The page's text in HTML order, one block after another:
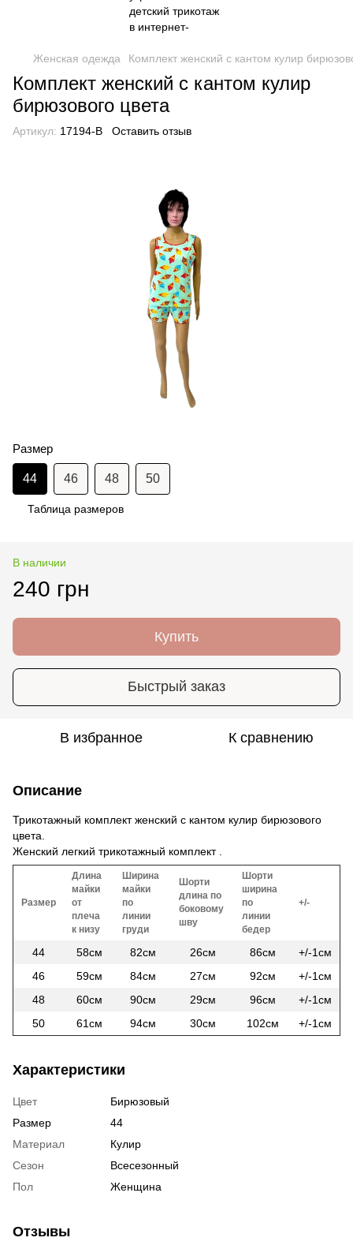
Женская одежда Комплект женский с кантом кулир
Комплект женский с кантом кулир
бирюзового цвета
Артикул: 17194-B Оставить отзыв
Размер
44 46 48 50
Таблица размеров
В наличии
240 грн
Купить
Быстрый заказ
В избранное К сравнению
Описание
Трикотажный комплект женский с кантом кулир бирюзового
цвета.
Женский легкий трикотажный комплект .
Размер
Длина
майки
от
плеча
к низу
Ширина
майки
по
линии
груди
Шорти
длина по
боковому
шву
Шорти
ширина
по
линии
бедер
+/-
44 58см 82см 26см 86см
+/-1см
46
59см 84см 27см 92см
+/-1см
48
60см 90см 29см 96см
+/-1см
50
61см 94см 30см 102см +/-1см
Характеристики
Цвет
Бирюзовый
Размер
44
Материал
Кулир
Сезон
Всесезонный
Пол
Женщина
Отзывы